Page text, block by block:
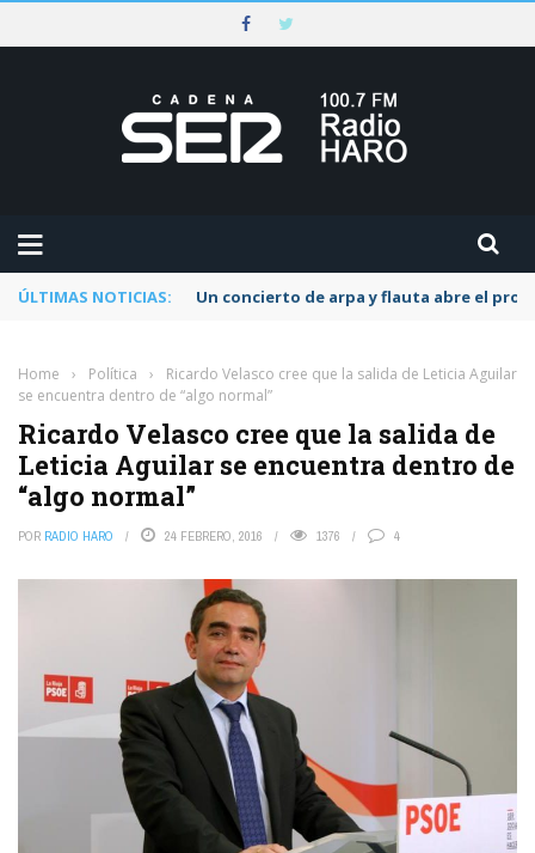
ÚLTIMAS NOTICIAS: Un concierto de arpa y flauta abre el
Home › Política ›
Ricardo Velasco cree que la salida de Leticia Aguilar
se encuentra dentro de “algo normal”
Ricardo Velasco cree que la salida de
Leticia Aguilar se encuentra dentro de
“algo normal”
POR RADIO HARO 24 FEBRERO, 2016 1376 4